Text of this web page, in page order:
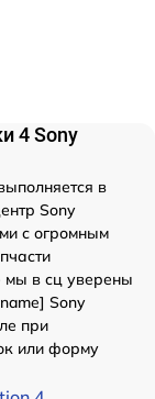
4 Sony
в
Sony
с огромным
мы в сц уверены
Sony
при
или форму